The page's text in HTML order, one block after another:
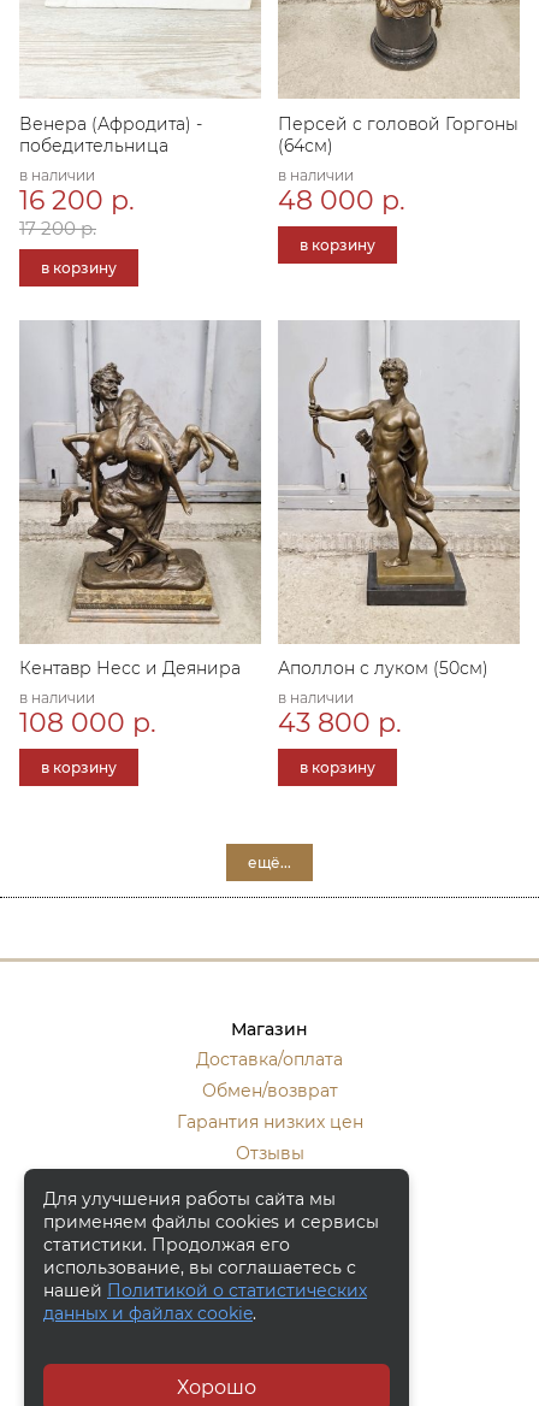
Венера (Афродита) -
победительница
в наличии
16 200 р.
17 200 р.
в корзину
Персей с головой Горгоны
(64см)
в наличии
48 000 р.
в корзину
Кентавр Несс и Деянира
в наличии
108 000 р.
в корзину
Аполлон с луком (50см)
в наличии
43 800 р.
в корзину
ещё...
Магазин
Доставка/оплата
Обмен/возврат
Гарантия низких цен
Отзывы
Контакты
Москва, ул. Кулакова 20, к.1.
+7 (916) 133-50-10
Заказать обратный звонок
Для улучшения работы сайта мы
применяем файлы cookies и сервисы
статистики. Продолжая его
использование, вы соглашаетесь с
нашей Политикой о статистических
данных и файлах cookie.
Хорошо